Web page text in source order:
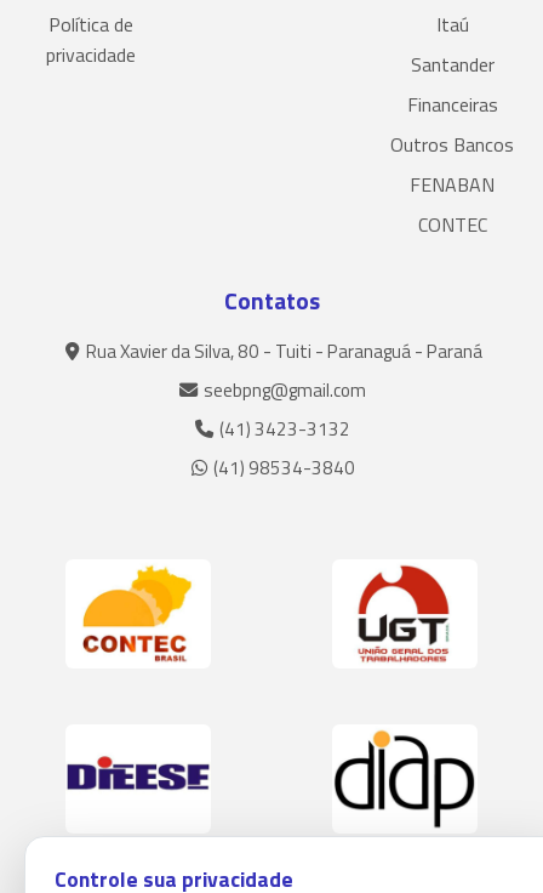
Política de
privacidade
Itaú
Santander
Financeiras
Outros Bancos
FENABAN
CONTEC
Contatos
Rua Xavier da Silva, 80 - Tuiti - Paranaguá - Paraná
seebpng@gmail.com
(41) 3423-3132
(41) 98534-3840
Controle sua privacidade